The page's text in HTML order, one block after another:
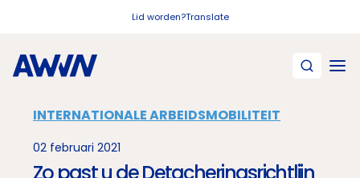
Lid worden?Translate
INTERNATIONALE ARBEIDSMOBILITEIT
02 februari 2021